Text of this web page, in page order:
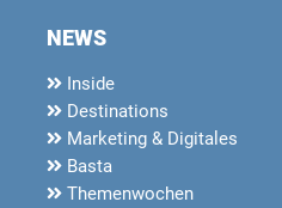
NEWS
Inside
Destinations
Marketing & Digitales
Basta
Themenwochen